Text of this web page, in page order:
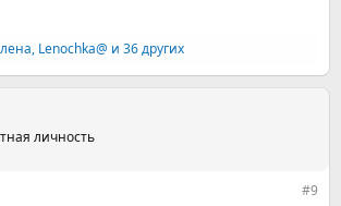
, Lenochka@ и 36 других
личность
#9